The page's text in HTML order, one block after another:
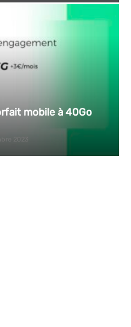
mobile à 40Go
2023